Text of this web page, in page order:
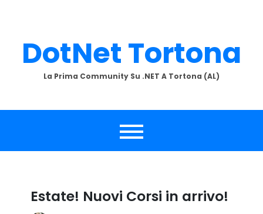
DotNet Tortona
La Prima Community Su .NET A Tortona (AL)
Estate! Nuovi Corsi in arrivo!